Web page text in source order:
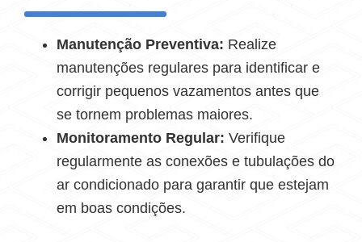
Manutenção Preventiva: Realize
manutenções regulares para identificar e
corrigir pequenos vazamentos antes que
se tornem problemas maiores.
Monitoramento Regular: Verifique
regularmente as conexões e tubulações do
ar condicionado para garantir que estejam
em boas condições.